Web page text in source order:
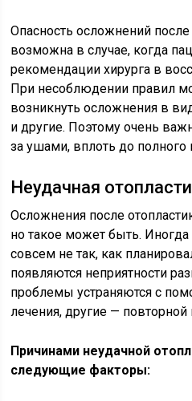
Опасность осложнений
возможна в случае, когда
рекомендации хирурга в
При несоблюдении правил
возникнуть осложнения в
и другие. Поэтому очень
за ушами, вплоть до
Неудачная
Осложнения после
но такое может быть. Иногда
совсем не так, как
появляются неприятности
проблемы устраняются с
лечения, другие — повторной
Причинами неудачной
следующие факторы: